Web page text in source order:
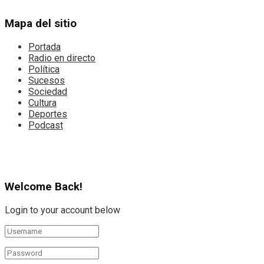
Mapa del sitio
Portada
Radio en directo
Política
Sucesos
Sociedad
Cultura
Deportes
Podcast
Welcome Back!
Login to your account below